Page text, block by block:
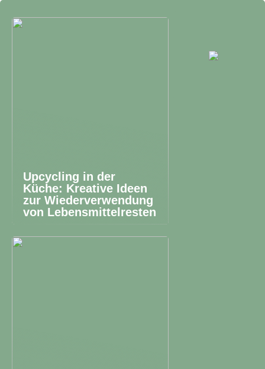
Upcycling in der
Küche: Kreative Ideen
zur Wiederverwendung
von Lebensmittelresten